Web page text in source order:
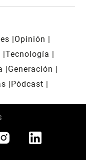
Opinión
Tecnología
Generación
Pódcast